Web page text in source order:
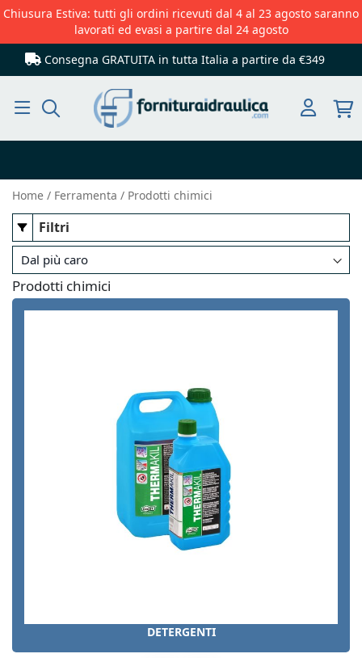
Chiusura Estiva: tutti gli ordini ricevuti dal 4 al 23 agosto saranno
lavorati ed evasi a partire dal 24 agosto
Consegna GRATUITA in tutta Italia a partire da €349
Home Ferramenta Prodotti chimici
Prodotti chimici
DETERGENTI
Filtri